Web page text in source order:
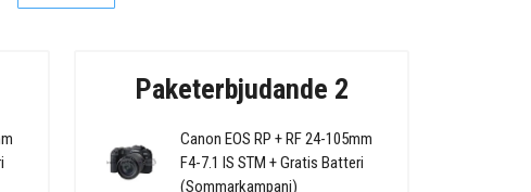
Paketerbjudande 2
Canon EOS RP + RF 24-105mm
F4-7.1 IS STM + Gratis Batteri
(Sommarkampanj)